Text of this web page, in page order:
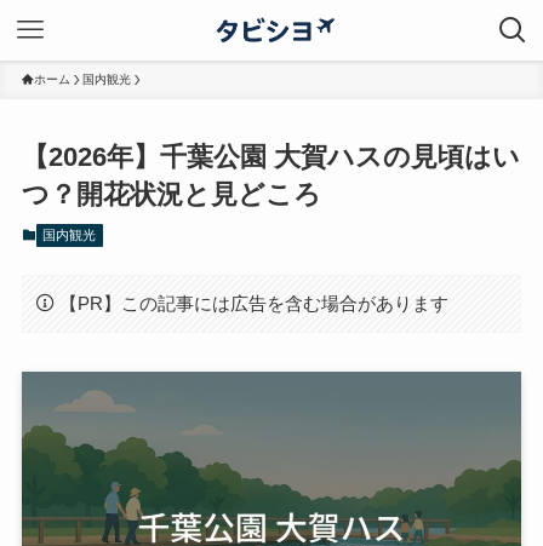
ホーム 国内観光
【2026年】千葉公園 大賀ハスの見頃はい
つ？開花状況と見どころ
国内観光
【PR】この記事には広告を含む場合があります